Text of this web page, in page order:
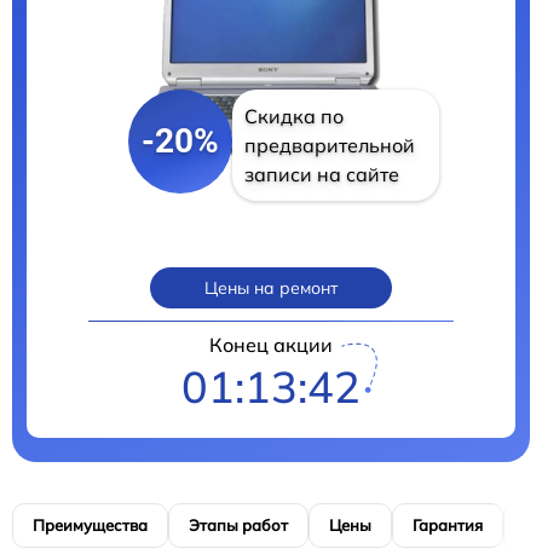
-20%
Скидка по
предварительной
записи на сайте
Цены на ремонт
Конец акции
01:13:41
Преимущества Этапы работ Цены Гарантия